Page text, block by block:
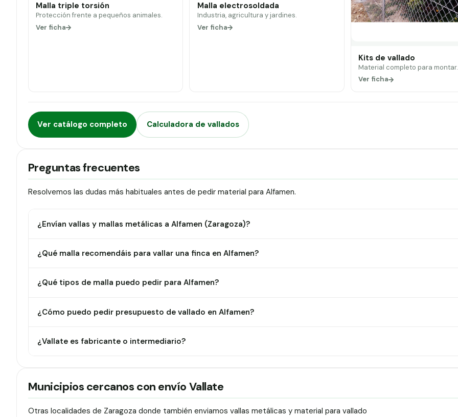
Malla triple torsión
Protección frente a pequeños animales.
Ver ficha
Malla electrosoldada
Industria, agricultura y jardines.
Ver ficha
Kits de vallado
Material completo para montar.
Ver ficha
Ver catálogo completo Calculadora de vallados
Preguntas frecuentes
Resolvemos las dudas más habituales antes de pedir material para Alfamen.
¿Envían vallas y mallas metálicas a Alfamen (Zaragoza)?
¿Qué malla recomendáis para vallar una finca en Alfamen?
¿Qué tipos de malla puedo pedir para Alfamen?
¿Cómo puedo pedir presupuesto de vallado en Alfamen?
¿Vallate es fabricante o intermediario?
Municipios cercanos con envío Vallate
Otras localidades de Zaragoza donde también enviamos vallas metálicas y material para vallado